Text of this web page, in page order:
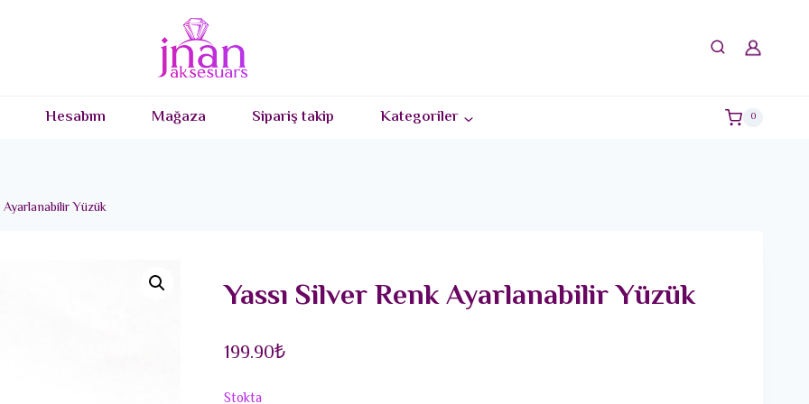
Hesabım Mağaza Sipariş takip Kategoriler 0
Yüzük
Yassı Silver Renk Ayarlanabilir Yüzük
199.90₺
Stokta